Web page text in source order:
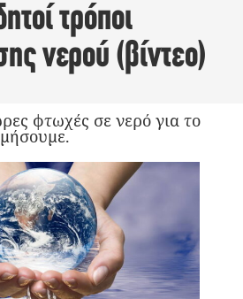
τρόποι
νερού (βίντεο)
φτωχές σε νερό για το